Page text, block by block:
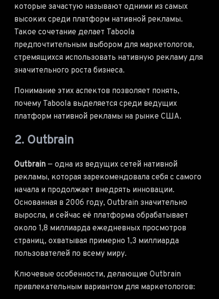
которые зачастую называют одними из самых
высоких среди платформ нативной рекламы.
Такое сочетание делает Taboola
предпочтительным выбором для маркетологов,
стремящихся использовать нативную рекламу для
значительного роста бизнеса.
Понимание этих аспектов позволяет понять,
почему Taboola выделяется среди ведущих
платформ нативной рекламы на рынке США.
2. Outbrain
Outbrain — одна из ведущих сетей нативной
рекламы, которая зарекомендовала себя с самого
начала и продолжает внедрять инновации.
Основанная в 2006 году, Outbrain значительно
выросла, и сейчас её платформа обрабатывает
около 1,8 миллиарда ежедневных просмотров
страниц, охватывая примерно 1,3 миллиарда
пользователей по всему миру.
Ключевые особенности, делающие Outbrain
привлекательным вариантом для маркетологов: